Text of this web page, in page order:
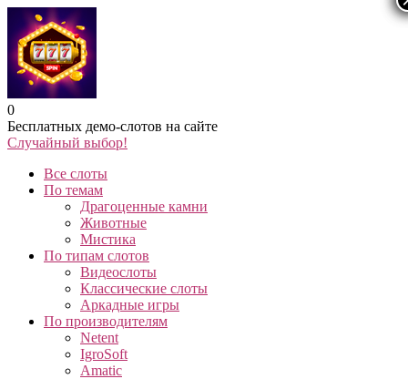
0
Бесплатных демо-слотов на сайте
Случайный выбор!
Все слоты
По темам
Драгоценные камни
Животные
Мистика
По типам слотов
Видеослоты
Классические слоты
Аркадные игры
По производителям
Netent
IgroSoft
Amatic